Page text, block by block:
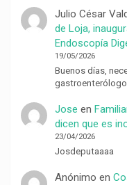
Julio César
de Loja,
Endoscopía
19/05/2026
Buenos días,
gastroenterólogo
Jose en
dicen que es
23/04/2026
Josdeputaaaa
Anónimo en